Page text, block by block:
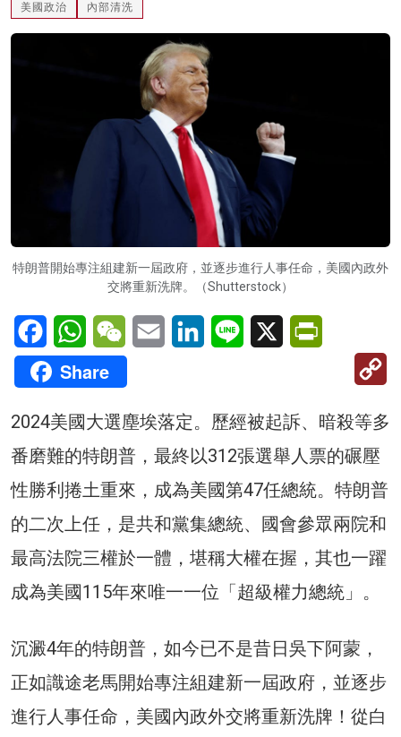
美國政治
內部清洗
特朗普開始專注組建新一屆政府，並逐步進行人事任命，美國內政外
交將重新洗牌。（Shutterstock）
FacebookWhatsAppWeChatEmail LinkedInLine X
Share
2024美國大選塵埃落定。歷經被起訴、暗殺等多
番磨難的特朗普，最終以312張選舉人票的碾壓
性勝利捲土重來，成為美國第47任總統。特朗普
的二次上任，是共和黨集總統、國會參眾兩院和
最高法院三權於一體，堪稱大權在握，其也一躍
成為美國115年來唯一一位「超級權力總統」。
沉澱4年的特朗普，如今已不是昔日吳下阿蒙，
正如識途老馬開始專注組建新一屆政府，並逐步
進行人事任命，美國內政外交將重新洗牌！從白